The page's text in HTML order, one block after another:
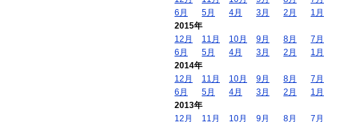
6月
5月 4月 3月 2月
1月
2015年
12月
11月 10月 9月 8月
7月
6月
5月 4月 3月 2月
1月
2014年
12月
11月 10月 9月 8月
7月
6月
5月 4月 3月 2月
1月
2013年
12月
11月 10月 9月 8月 7月